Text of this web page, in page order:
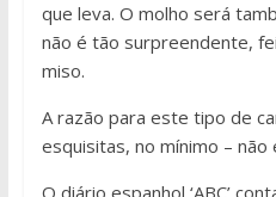
que leva. O molho será
não é tão surpreendente,
miso.
A razão para este tipo de
esquisitas, no mínimo – não